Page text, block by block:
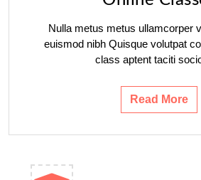
Nulla metus metus ullamcorper
euismod nibh Quisque volutpat
class aptent taciti
Read More